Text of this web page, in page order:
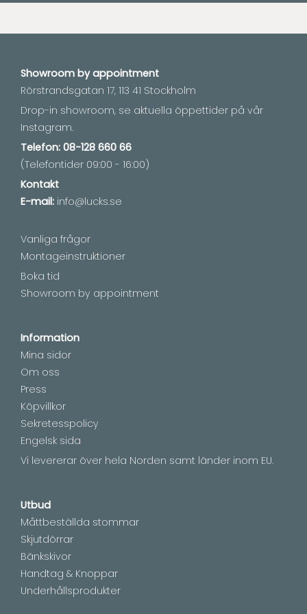
Showroom byappointment
Rörstrandsgatan 17, 113 41 Stockholm
Drop-in showroom, se aktuella öppettider på vår
Instagram.
Telefon: 08-128 660 66
(Telefontider 09:00 - 16:00)
Kontakt
E-mail: info@lucks.se
Vanliga frågor
Montageinstruktioner
Boka tid
Showroom by appointment
Information
Mina sidor
Om oss
Press
Köpvillkor
Sekretesspolicy
Engelsk sida
Vi levererar över hela Norden samt länder inom EU.
Utbud
Måttbeställda stommar
Skjutdörrar
Bänkskivor
Handtag & Knoppar
Underhållsprodukter